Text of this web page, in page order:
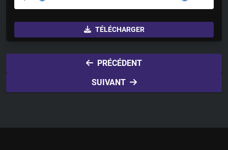
P
l
M
u
t
S
e
TÉLÉCHARGER
PRÉCÉDENT
SUIVANT